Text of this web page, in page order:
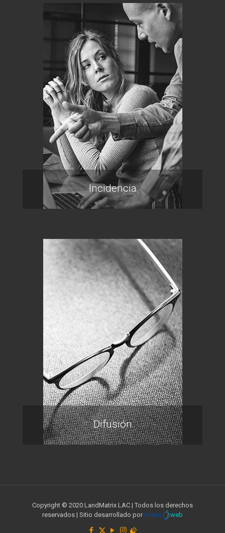
Incidencia
Difusión
Copyright © 2020 LandMatrix LAC | Todos los derechos
reservados | Sitio desarrollado por Urano web